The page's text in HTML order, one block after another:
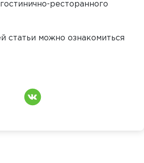
ресторанного
статьи можно ознакомиться